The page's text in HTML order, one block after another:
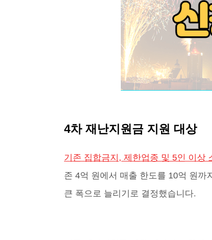
4차 재난지원금 지원 대상
기존 집합금지, 제한업종 및 5인 이상
존 4억 원에서 매출 한도를 10억 원까
큰 폭으로 늘리기로 결정했습니다.